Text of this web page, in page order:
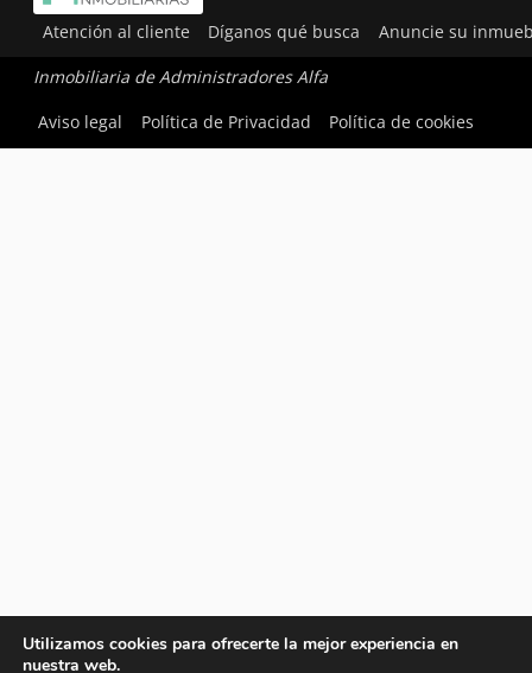
Atención al cliente Díganos qué busca Anuncie su
Inmobiliaria de Administradores Alfa
Aviso legal
Política de Privacidad Política de cookies
Utilizamos cookies para ofrecerte la mejor experiencia en
nuestra web.